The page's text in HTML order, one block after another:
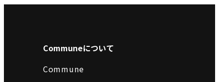
Communeについて
Commune